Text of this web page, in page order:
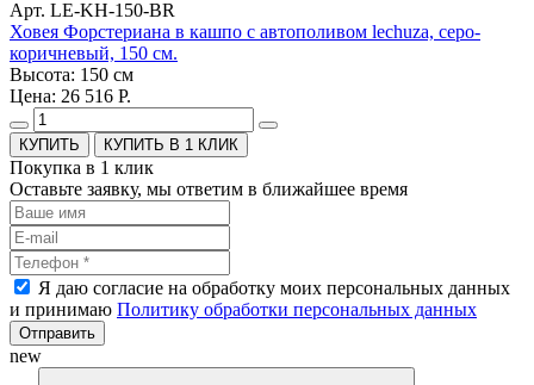
Арт. LE-KH-150-BR
Ховея Форстериана в кашпо с автополивом lechuza, серо-
коричневый, 150 см.
Высота: 150 см
Цена: 26 516 Р.
КУПИТЬ В 1 КЛИК
Покупка в 1 клик
Оставьте заявку, мы ответим в ближайшее время
Я даю согласие на обработку моих персональных данных
и принимаю Политику обработки персональных данных
Отправить
new